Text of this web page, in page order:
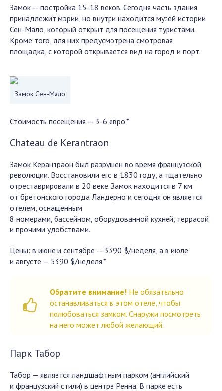
Замок — постройка 15-18 веков. Сегодня часть здания
принадлежит мэрии, но внутри находится музей истории
Сен-Мало, который открыт для посещения туристами.
Кроме того, для них предусмотрена смотровая
площадка, с которой открывается вид на город и порт.
Замок Сен-Мало
Стоимость посещения — 3-6 евро.*
Chateau de Kerantraon
Замок Керантраон был разрушен во время французской
революции. Восстановили его в 1830 году, а тщательно
отреставрировали в 20 веке. Замок находится в 7 км
от бретонского города Ландерно и сегодня он является
отелем, оснащенным
8 номерами, бассейном, оборудованной кухней, террасой
и прочими удобствами.
Цены: в июне и сентябре — 3390 $/неделя, а в июле
и августе — 5390 $/неделя.*
Обратите внимание! Не обязательно
останавливаться в этом отеле, чтобы
полюбоваться замком. Снаружи посмотреть
на него может любой желающий.
Парк Табор
Табор — является ландшафтным парком (английский
и французский стили) в центре Ренна. В парке есть